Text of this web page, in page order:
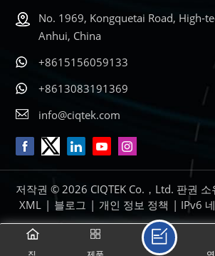
더 알아보기
No. 1969, Kongquetai Road, High-
Anhui, China
+8615156059133
+8613083191369
info@ciqtek.com
저작권 © 2026 CIQTEK Co.，Ltd. 판권 소
XML | 블로그 | 개인 정보 정책 | IPv6